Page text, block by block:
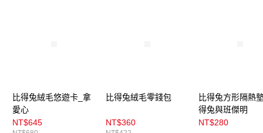
比得兔絨毛悠遊卡_拿
愛心
NT$645
比得兔絨毛零錢包
NT$360
比得兔方形隔熱
得兔與班傑明
NT$280